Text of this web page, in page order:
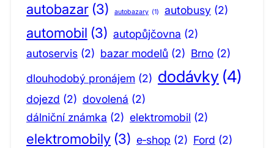
autobazar (3) autobazary (1) autobusy (2)
automobil (3) autopůjčovna (2)
autoservis (2) bazar modelů (2) Brno (2)
dlouhodobý pronájem (2) dodávky (4)
dojezd (2) dovolená (2)
dálniční známka (2) elektromobil (2)
elektromobily (3) e‑shop (2) Ford (2)